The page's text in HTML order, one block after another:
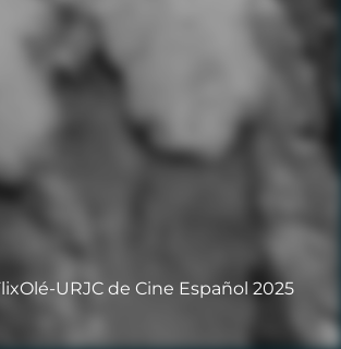
URJC de Cine Español 2025